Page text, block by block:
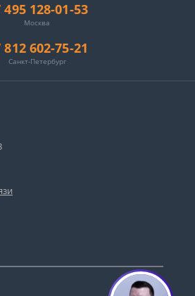
495 128-01-53
Москва
812 602-75-21
Санкт-Петербург